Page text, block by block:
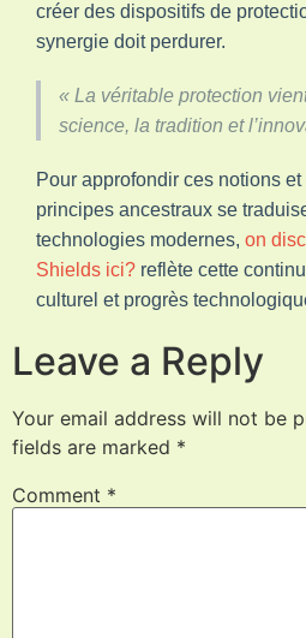
créer des dispositifs de
synergie doit perdurer.
« La véritable protection
science, la tradition et
Pour approfondir ces notions
principes ancestraux se
technologies modernes, on
Shields ici? reflète cette
culturel et progrès
Leave a Reply
Your email address will not be
fields are marked *
Comment *